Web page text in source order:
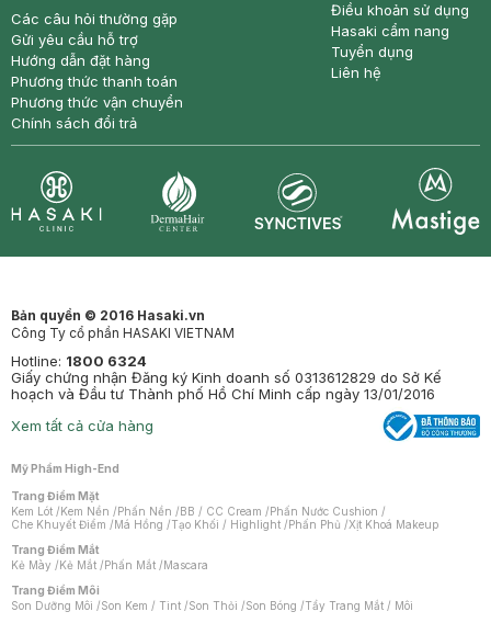
Các câu hỏi thường gặp
Gửi yêu cầu hỗ trợ
Hướng dẫn đặt hàng
Phương thức thanh toán
Phương thức vận chuyển
Chính sách đổi trả
Điều khoản sử dụng
Hasaki cẩm nang
Tuyển dụng
Liên hệ
Bản quyền © 2016 Hasaki.vn
Công Ty cổ phần HASAKI VIETNAM
Hotline: 1800 6324
Giấy chứng nhận Đăng ký Kinh doanh số 0313612829 do Sở Kế
hoạch và Đầu tư Thành phố Hồ Chí Minh cấp ngày 13/01/2016
Xem tất cả cửa hàng
Mỹ Phẩm High-End
Trang Điểm Mặt
Kem Lót /Kem Nền /Phấn Nền /BB / CC Cream /Phấn Nước Cushion /
Che Khuyết Điểm /Má Hồng /Tạo Khối / Highlight /Phấn Phủ /Xịt Khoá Makeup
Trang Điểm Mắt
Kẻ Mày /Kẻ Mắt /Phấn Mắt /Mascara
Trang Điểm Môi
Son Dưỡng Môi /Son Kem / Tint /Son Thỏi /Son Bóng /Tẩy Trang Mắt / Môi